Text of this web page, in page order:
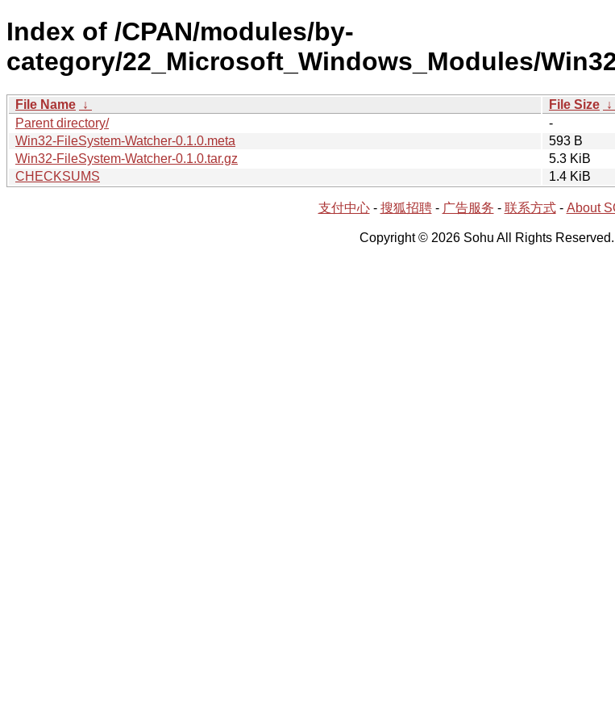
Index of /CPAN/modules/by-
category/22_Microsoft_Windows_Modules/
File Name ↓ File Size ↓
Parent directory/
-
Win32-FileSystem-Watcher-0.1.0.meta
593 B
Win32-FileSystem-Watcher-0.1.0.tar.gz
5.3 KiB
CHECKSUMS
1.4 KiB
支付中心- 搜狐招聘- 广告服务 - 联系方式- About
Copyright © 2026 Sohu All Rights Reserved.